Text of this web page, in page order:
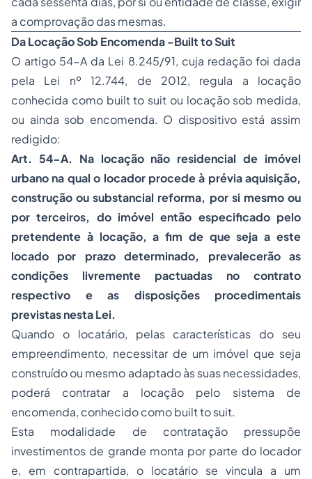
a comprovação das mesmas.
Da Locação Sob Encomenda -Built to Suit
O artigo 54-A da Lei 8.245/91, cuja redação foi dada
pela Lei nº 12.744, de 2012, regula a locação
conhecida como built to suit ou locação sob medida,
ou ainda sob encomenda. O dispositivo está assim
redigido:
Art. 54-A. Na locação não residencial de imóvel
urbano na qual o locador procede à prévia aquisição,
construção ou substancial reforma, por si mesmo ou
por terceiros, do imóvel então especiﬁcado pelo
pretendente à locação, a ﬁm de que seja a este
locado por prazo determinado, prevalecerão as
condições livremente pactuadas no contrato
respectivo e as disposições procedimentais
previstas nesta Lei.
Quando o locatário, pelas características do seu
empreendimento, necessitar de um imóvel que seja
construído ou mesmo adaptado às suas necessidades,
poderá contratar a locação pelo sistema de
encomenda, conhecido como built to suit.
Esta modalidade de contratação pressupõe
investimentos de grande monta por parte do locador
e, em contrapartida, o locatário se vincula a um